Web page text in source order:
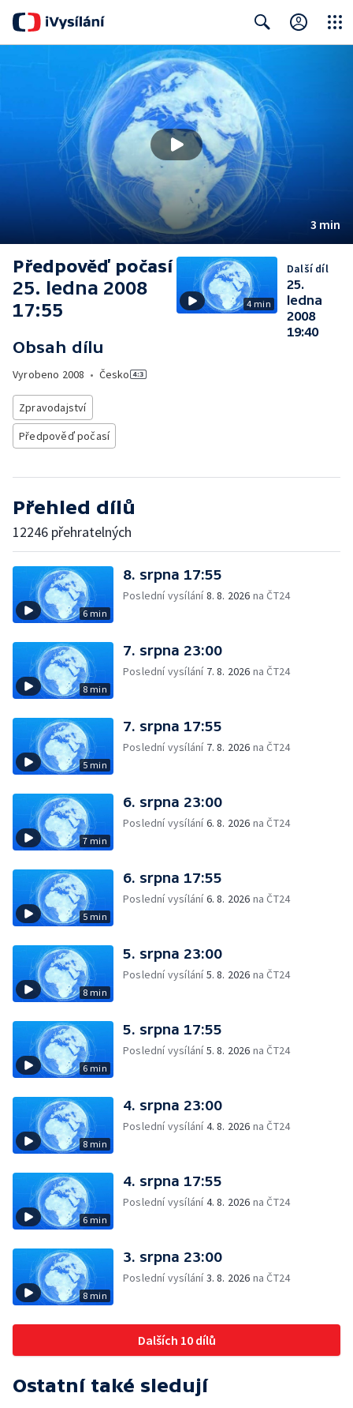
3 min
Předpověď počasí
25. ledna 2008
17:55
Obsah dílu
Vyrobeno 2008 • Česko
Zpravodajství
Předpověď počasí
4 min
Další díl
25.
ledna
2008
19:40
Přehled dílů
12246 přehratelných
6 min
8. srpna 17:55
Poslední vysílání8. 8. 2026 na ČT24
8 min
7. srpna 23:00
Poslední vysílání 7. 8. 2026 na ČT24
5 min
7. srpna 17:55
Poslední vysílání 7. 8. 2026 na ČT24
7 min
6. srpna 23:00
Poslední vysílání6. 8. 2026 na ČT24
5 min
6. srpna 17:55
Poslední vysílání6. 8. 2026 na ČT24
8 min
5. srpna 23:00
Poslední vysílání5. 8. 2026 na ČT24
6 min
5. srpna 17:55
Poslední vysílání5. 8. 2026 na ČT24
8 min
4. srpna 23:00
Poslední vysílání4. 8. 2026 na ČT24
6 min
4. srpna 17:55
Poslední vysílání4. 8. 2026 na ČT24
8 min
3. srpna 23:00
Poslední vysílání3. 8. 2026 na ČT24
Dalších 10 dílů
Ostatní také sledují